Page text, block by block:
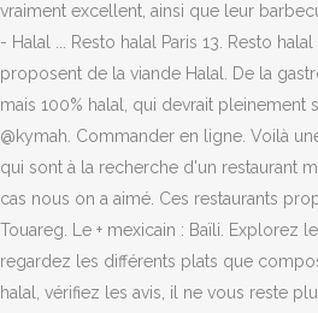
vraiment excellent, ainsi que leur
- Halal ... Resto halal Paris 13. Resto
proposent de la viande Halal. De la
mais 100% halal, qui devrait pleinement
@kymah. Commander en ligne. Voilà
qui sont à la recherche d'un restaurant
cas nous on a aimé. Ces restaurants
Touareg. Le + mexicain : Baïli. Explorez
regardez les différents plats que
halal, vérifiez les avis, il ne vous reste